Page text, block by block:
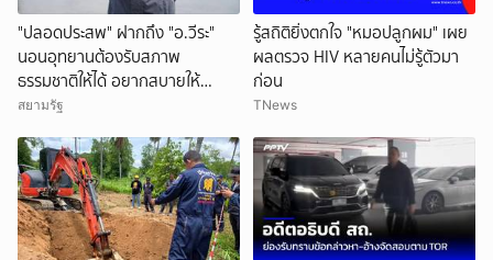
"ปลอดประสพ" ฝากถึง "อ.วีระ"
นอนอุทยานต้องรับสภาพ
ธรรมชาติให้ได้ อยากสบายให้
นอนโรงแรม ติงไม่เหมาะสม ดุใส่
สยามรัฐ
รู้สถิติยิ่งตกใจ "หมอปลูกผม" เผย
ผลตรวจ HIV หลายคนไม่รู้ตัวมา
ก่อน
TNews